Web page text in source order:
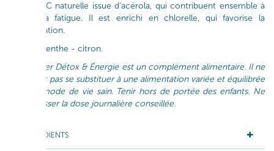
vitamine C naturelle issue d’acérola, qui contribuent ensemble à
réduire la fatigue. Il est enrichi en chlorelle, qui favorise la
détoxification.
Saveur menthe - citron.
Le Shooter Détox & Énergie est un complément alimentaire. Il ne
doit donc pas se substituer à une alimentation variée et équilibrée
et à un mode de vie sain. Tenir hors de portée des enfants. Ne
pas dépasser la dose journalière conseillée.
INGRÉDIENTS